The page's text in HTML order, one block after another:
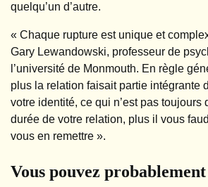
quelqu’un d’autre.
« Chaque rupture est unique et
Gary Lewandowski, professeur de
l’université de Monmouth. En règle
plus la relation faisait partie intégrante
votre identité, ce qui n’est pas toujours
durée de votre relation, plus il vous
vous en remettre ».
Vous pouvez